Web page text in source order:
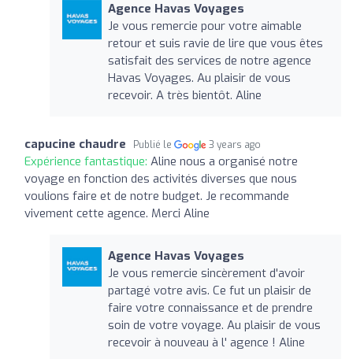
Agence Havas Voyages
Je vous remercie pour votre aimable
retour et suis ravie de lire que vous êtes
satisfait des services de notre agence
Havas Voyages. Au plaisir de vous
recevoir. A très bientôt. Aline
capucine chaudre Publié le 3 years ago
Expérience fantastique: Aline nous a organisé notre
voyage en fonction des activités diverses que nous
voulions faire et de notre budget. Je recommande
vivement cette agence. Merci Aline
Agence Havas Voyages
Je vous remercie sincèrement d'avoir
partagé votre avis. Ce fut un plaisir de
faire votre connaissance et de prendre
soin de votre voyage. Au plaisir de vous
recevoir à nouveau à l' agence ! Aline